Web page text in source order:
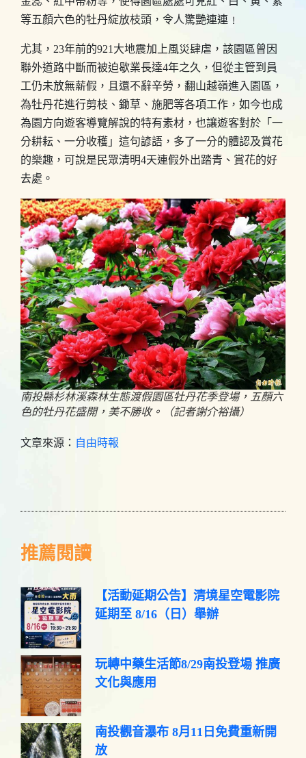
等五顏六色的牡丹綻放枝頭，令人驚艷連連﹗
尤其，23年前的921大地震加上風災肆虐，該園區曾因
聯外道路中斷而被迫歇業長達4年之久，但從主管到員
工仍未放無薪假，且還不辭辛勞，翻山越嶺進入園區，
為牡丹花進行剪枝、鋤草、施肥等各項工作，如今也成
為園方向遊客導覽解說的特有素材，也讓遊客對於「一
分耕耘、一分收穫」這句諺語，多了一分的體認及賞花
的樂趣，可說是民眾清明4天連假外出踏青、賞花的好
去處。
南投縣杉林溪森林生態渡假園區牡丹花季登場，五顏六
色的牡丹花盛開，美不勝收。（記者謝介裕攝）
文章來源： 自由時報
推薦閱讀
【活動延期公告】清境星空電影院
延期至 8/16（日）舉辦
玩轉中藥生活節8/29南投登場 推廣
文化與應用
南投觀音瀑布 8月11日免費重新開
放